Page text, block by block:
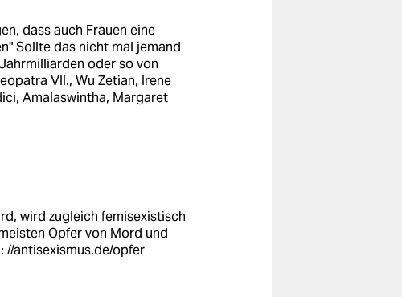
dass auch Frauen eine
Sollte das nicht mal jemand
oder so von
VII., Wu Zetian, Irene
Amalaswintha, Margaret
wird zugleich femisexistisch
Opfer von Mord und
//antisexismus.de/opfer